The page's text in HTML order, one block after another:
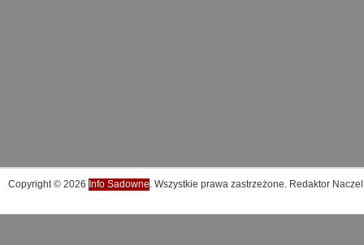
Copyright © 2026 Info Sadowne. Wszystkie prawa zastrzeżone. Redaktor